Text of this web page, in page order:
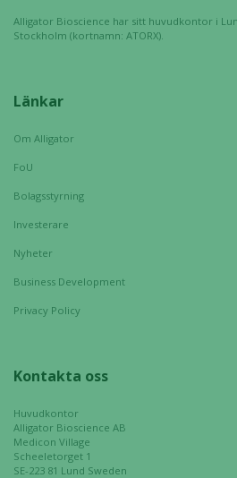
Alligator Bioscience har sitt huvudkontor i
Stockholm (kortnamn: ATORX).
Länkar
Om Alligator
FoU
Bolagsstyrning
Investerare
Nyheter
Business Development
Privacy Policy
Kontakta oss
Huvudkontor
Alligator Bioscience AB
Medicon Village
Scheeletorget 1
SE-223 81 Lund Sweden